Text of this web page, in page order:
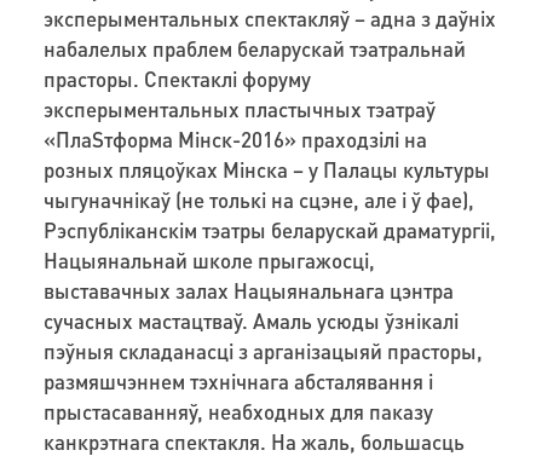
эксперыментальных спектакляў – адна з даўніх
набалелых праблем беларускай тэатральнай
прасторы. Спектаклі форуму
эксперыментальных пластычных тэатраў
«ПлаSтформа Мінск-2016» праходзілі на
розных пляцоўках Мінска – у Палацы культуры
чыгуначнікаў (не толькі на сцэне, але і ў фае),
Рэспубліканскім тэатры беларускай драматургіі,
Нацыянальнай школе прыгажосці,
выставачных залах Нацыянальнага цэнтра
сучасных мастацтваў. Амаль усюды ўзнікалі
пэўныя складанасці з арганізацыяй прасторы,
размяшчэннем тэхнічнага абсталявання і
прыстасаванняў, неабходных для паказу
канкрэтнага спектакля. На жаль, большасць